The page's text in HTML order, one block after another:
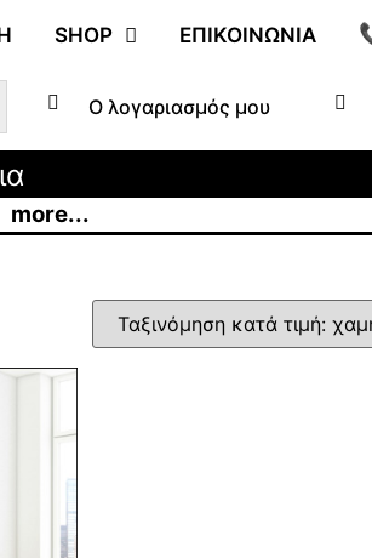
SHOP ΕΠΙΚΟΙΝΩΝΊΑ
Ο λογαριασμός μου
more...